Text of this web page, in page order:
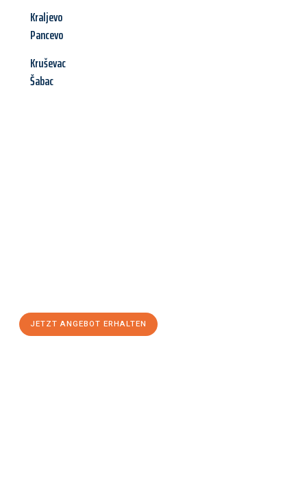
Kraljevo
Pancevo
Kruševac
Šabac
JETZT ANGEBOT ERHALTEN